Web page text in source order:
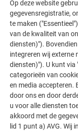
Op deze website
gegevensregistratie,
te maken
van de kwaliteit van
diensten)").
integreren wij externe
diensten)"). U kunt via
categorieën van
en media accepteren.
door ons en door
u voor alle diensten
akkoord met de
lid 1 punt a) AVG. Wij